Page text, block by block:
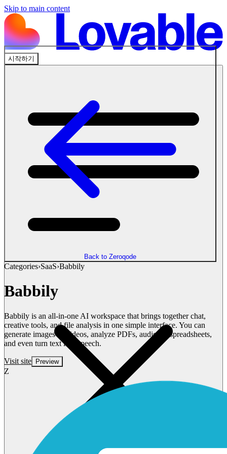
Skip to main content
시작하기
Back to Zeroqode
Categories›SaaS›Babbily
Babbily
Babbily is an all-in-one AI workspace that brings together chat,
creative tools, and file analysis in one simple interface. You can
generate images or videos, analyze PDFs, audio, or spreadsheets,
and even turn text into speech.
Visit site Preview
Z